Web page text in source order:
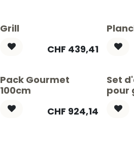
Grill
CHF 439,41
Pack Gourmet
100cm
CHF 924,14
Set
pour